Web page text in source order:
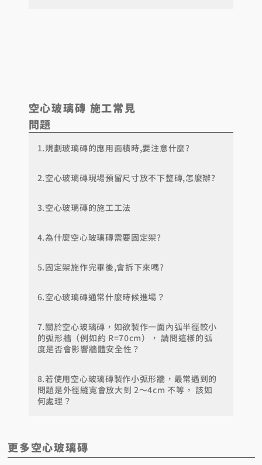
空心玻璃磚 施工常見
問題
1.規劃玻璃磚的應用面積時,要注意什麼?
2.空心玻璃磚現場預留尺寸放不下整磚,怎麼辦?
3.空心玻璃磚的施工工法
4.為什麼空心玻璃磚需要固定架?
5.固定架施作完畢後,會拆下來嗎?
6.空心玻璃磚通常什麼時候進場？
7.關於空心玻璃磚，如欲製作一面內弧半徑較小
的弧形牆（例如約 R=70cm）， 請問這樣的弧
度是否會影響牆體安全性？
8.若使用空心玻璃磚製作小弧形牆，最常遇到的
問題是外徑縫寬會放大到 2～4cm 不等， 該如
何處理？
更多空心玻璃磚